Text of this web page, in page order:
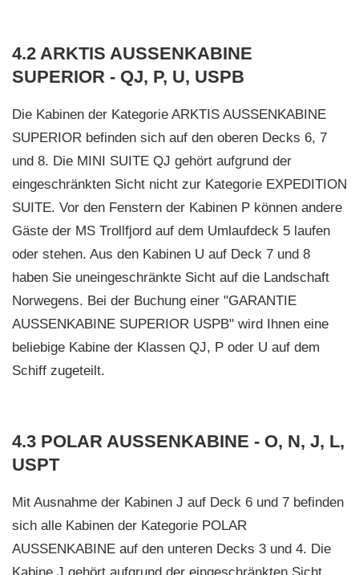
4.2 ARKTIS AUSSENKABINE
SUPERIOR - QJ, P, U, USPB
Die Kabinen der Kategorie ARKTIS AUSSENKABINE
SUPERIOR befinden sich auf den oberen Decks 6, 7
und 8. Die MINI SUITE QJ gehört aufgrund der
eingeschränkten Sicht nicht zur Kategorie EXPEDITION
SUITE. Vor den Fenstern der Kabinen P können andere
Gäste der MS Trollfjord auf dem Umlaufdeck 5 laufen
oder stehen. Aus den Kabinen U auf Deck 7 und 8
haben Sie uneingeschränkte Sicht auf die Landschaft
Norwegens. Bei der Buchung einer "GARANTIE
AUSSENKABINE SUPERIOR USPB" wird Ihnen eine
beliebige Kabine der Klassen QJ, P oder U auf dem
Schiff zugeteilt.
4.3 POLAR AUSSENKABINE - O, N, J, L,
USPT
Mit Ausnahme der Kabinen J auf Deck 6 und 7 befinden
sich alle Kabinen der Kategorie POLAR
AUSSENKABINE auf den unteren Decks 3 und 4. Die
Kabine J gehört aufgrund der eingeschränkten Sicht